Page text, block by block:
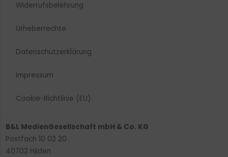
Widerrufsbelehrung
Urheberrechte​
Datenschutzerklärung
Impressum
Cookie-Richtlinie (EU)
B&L MedienGesellschaft mbH & Co. KG
Postfach 10 02 20
40702 Hilden